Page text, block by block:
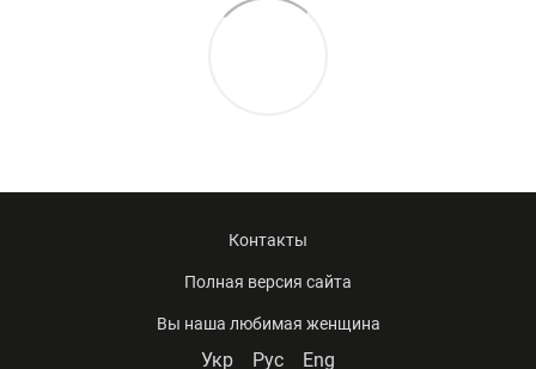
Контакты
Полная версия сайта
Вы наша любимая женщина
Укр Рус Eng